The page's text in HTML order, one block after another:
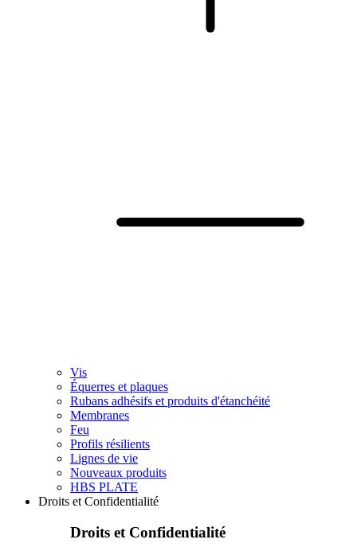
Vis
Équerres et plaques
Rubans adhésifs et produits d'étanchéité
Membranes
Feu
Profils résilients
Lignes de vie
Nouveaux produits
HBS PLATE
Droits et Confidentialité
Droits et Confidentialité